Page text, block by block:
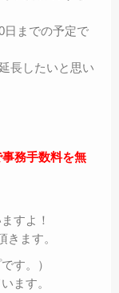
日までの予定で
長したいと思い
務手数料を無
すよ！
きます。
す。）
ます。